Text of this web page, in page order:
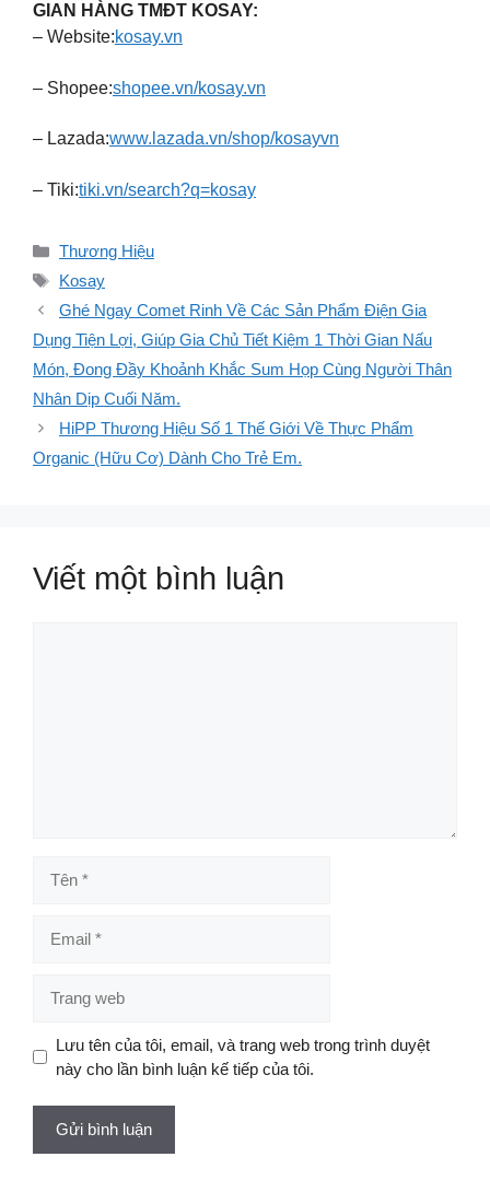
GIAN HÀNG TMĐT KOSAY:
– Website:kosay.vn
– Shopee:shopee.vn/kosay.vn
– Lazada:www.lazada.vn/shop/kosayvn
– Tiki:tiki.vn/search?q=kosay
Danh
mục
Thương Hiệu
Thẻ
Kosay
Ghé Ngay Comet Rinh Về Các Sản Phẩm Điện Gia
Dụng Tiện Lợi, Giúp Gia Chủ Tiết Kiệm 1 Thời Gian Nấu
Món, Đong Đầy Khoảnh Khắc Sum Họp Cùng Người Thân
Nhân Dịp Cuối Năm.
HiPP Thương Hiệu Số 1 Thế Giới Về Thực Phẩm
Organic (Hữu Cơ) Dành Cho Trẻ Em.
Viết một bình luận
web
Lưu tên của tôi, email, và trang web trong trình duyệt
này cho lần bình luận kế tiếp của tôi.